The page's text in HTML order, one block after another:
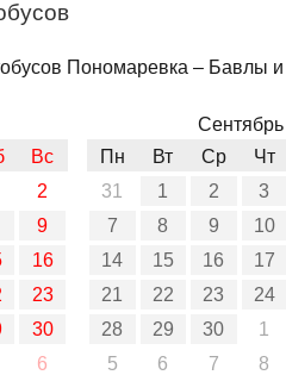
Пономаревка – Бавлы
Вс
2
9
16
23
30
6
Пн
Вт Ср Чт
31
1 2 3
7
8 9 10
14
15 16 17
21
22 23 24
28
29 30 1
5
6 7 8